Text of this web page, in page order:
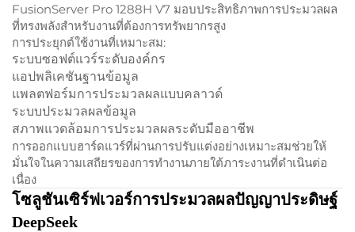
FusionServer Pro 1288H V7 มอบประสิทธิภาพการประมวลผล
ที่ทรงพลังสำหรับงานที่ต้องการทรัพยากรสูง
การประยุกต์ใช้งานที่เหมาะสม:
ระบบซอฟต์แวร์ระดับองค์กร
แอปพลิเคชันฐานข้อมูล
แพลตฟอร์มการประมวลผลแบบคลาวด์
ระบบประมวลผลข้อมูล
สภาพแวดล้อมการประมวลผลระดับมืออาชีพ
การออกแบบฮาร์ดแวร์ที่ผ่านการปรับแต่งอย่างเหมาะสมช่วยให้
มั่นใจในความเสถียรของการทำงานภายใต้ภาระงานที่ดำเนินต่อ
เนื่อง
โซลูชันเซิร์ฟเวอร์การประมวลผลปัญญาประดิษฐ์
DeepSeek